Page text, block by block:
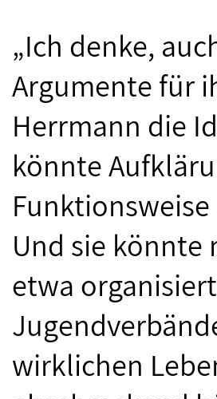
„Ich denke,
Argumente für
Herrmann die
könnte
Und sie könnte
etwa
wirklichen